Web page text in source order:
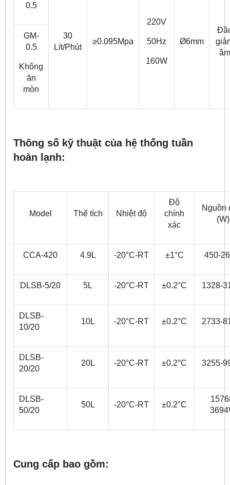
0.5
30
Lít/Phút
≥0.095Mpa
220V
50Hz
160W
Ø6mm
âm
GM-
0.5
Không
ăn
mòn
Thông số kỹ thuật của hệ thống tuần
hoàn lạnh:
Model Thể tích Nhiệt độ
Độ
chính
xác
Nguồn
(W)
CCA-420 4.9L -20°C-RT ±1°C 450-
DLSB-5/20 5L -20°C-RT ±0.2°C 1328-
DLSB-
10/20
10L -20°C-RT ±0.2°C 2733-
DLSB-
20/20
20L -20°C-RT ±0.2°C 3255-
DLSB-
50/20
50L -20°C-RT ±0.2°C
Cung cấp bao gồm: